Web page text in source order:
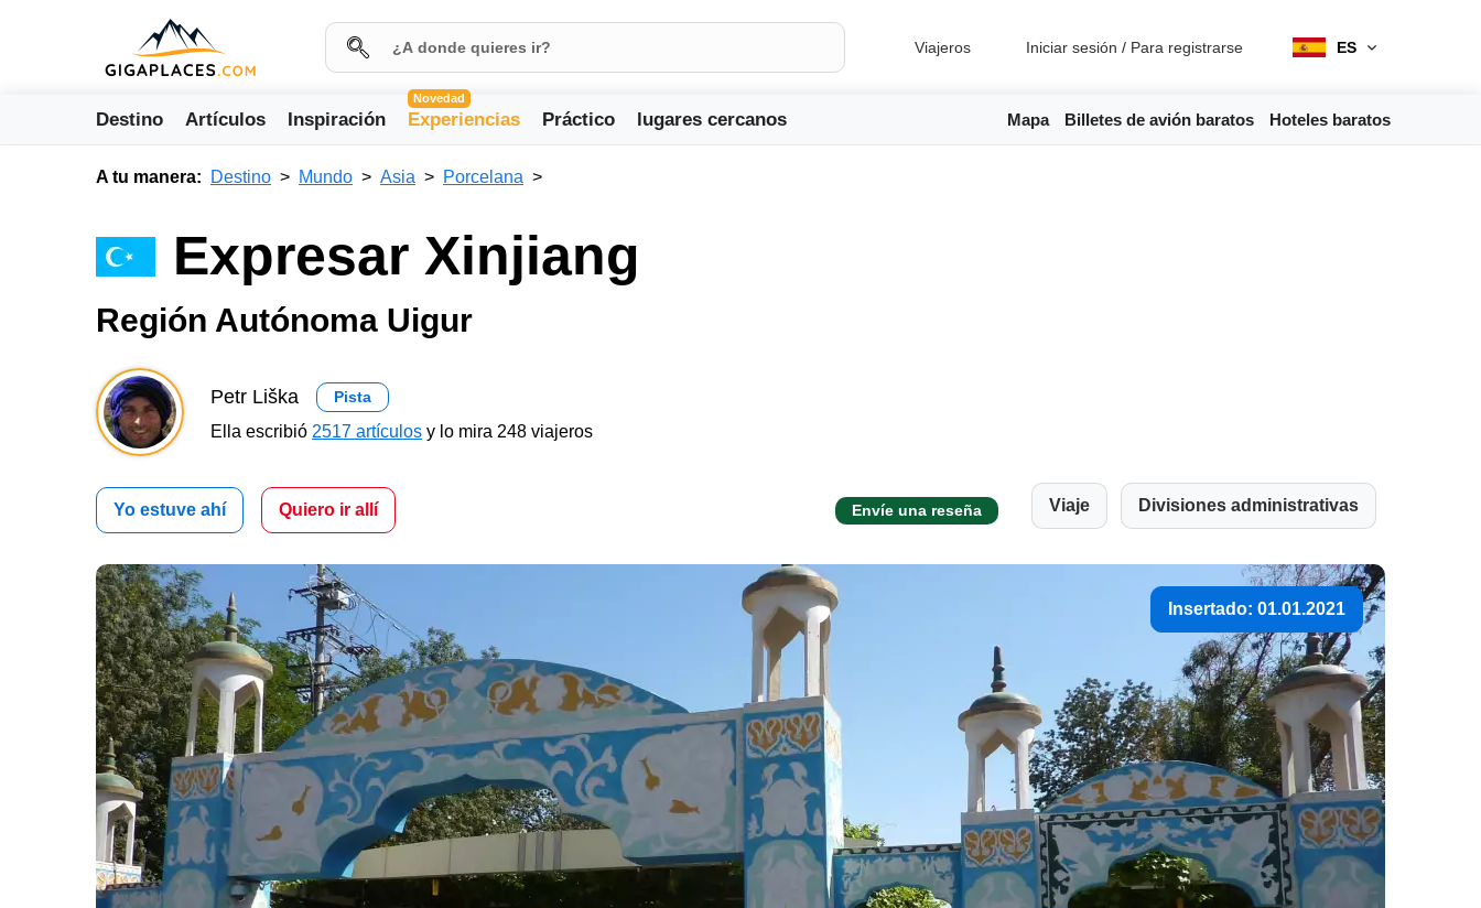
Viajeros Iniciar sesión / Para registrarse ES
Destino Artículos Inspiración
Novedad
Experiencias Práctico lugares cercanos Mapa Billetes de avión baratos Hoteles baratos
A tu manera: Destino Mundo Asia Porcelana
Expresar Xinjiang
Región Autónoma Uigur
Petr Liška Pista
Ella escribió 2517 artículos y lo mira 248 viajeros
Yo estuve ahí Quiero ir allí Envíe una reseña Viaje Divisiones administrativas
Insertado: 01.01.2021